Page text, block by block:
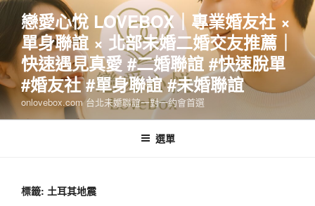
跳
主
要
內
容
戀愛心悅 LOVEBOX｜專業婚友社 ×
單身聯誼 × 北部未婚二婚交友推薦｜
快速遇見真愛 #二婚聯誼 #快速脫單
#婚友社 #單身聯誼 #未婚聯誼
onlovebox.com 台北未婚聯誼一對一約會首選
選單
標籤: 土耳其地震